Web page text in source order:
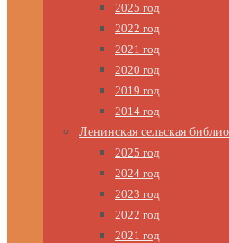
2025 год
2022 год
2021 год
2020 год
2019 год
2014 год
Ленинская сельская
2025 год
2024 год
2023 год
2022 год
2021 год